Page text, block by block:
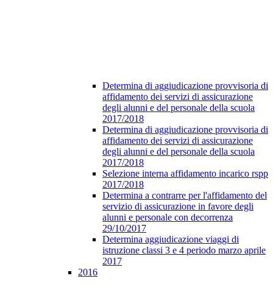
Determina di aggiudicazione provvisoria di
affidamento dei servizi di assicurazione
degli alunni e del personale della scuola
2017/2018
Determina di aggiudicazione provvisoria di
affidamento dei servizi di assicurazione
degli alunni e del personale della scuola
2017/2018
Selezione interna affidamento incarico rspp
2017/2018
Determina a contrarre per l'affidamento del
servizio di assicurazione in favore degli
alunni e personale con decorrenza
29/10/2017
Determina aggiudicazione viaggi di
istruzione classi 3 e 4 periodo marzo aprile
2017
2016